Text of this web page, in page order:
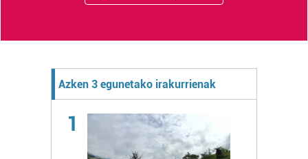
Azken 3 egunetako irakurrienak
1